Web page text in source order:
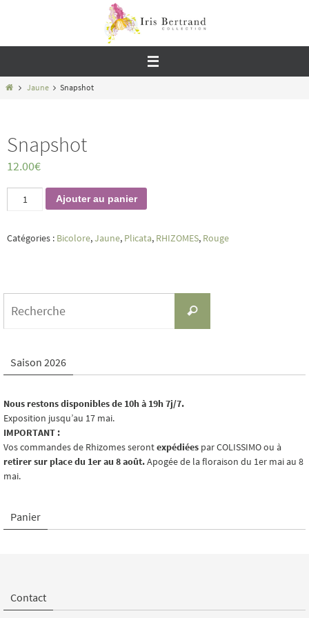
contenu
HomeJaune Snapshot
Snapshot
12.00€
quantité
de
Ajouter au panier
Catégories : Bicolore,Jaune, Plicata, RHIZOMES, Rouge
Recherche
Saison 2026
Nous restons disponibles de 10h à 19h 7j/7.
Exposition jusqu’au 17 mai.
IMPORTANT :
Vos commandes de Rhizomes serontexpédiées par COLISSIMO ou à
retirer sur place du 1er au 8 août.Apogée de la floraison du 1er mai au 8
mai.
Panier
Contact